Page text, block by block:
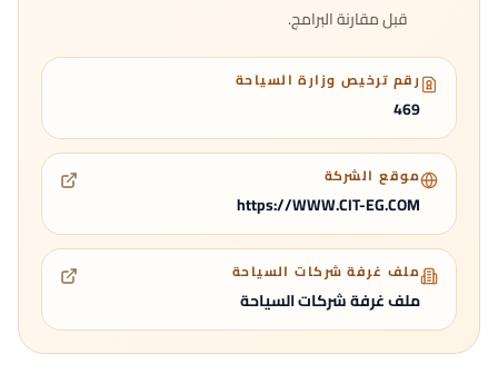
قبل مقارنة البرامج.
رقم ترخيص وزارة السياحة
469
موقع الشركة
https://WWW.CIT-EG.COM
ملف غرفة شركات السياحة
ملف غرفة شركات السياحة